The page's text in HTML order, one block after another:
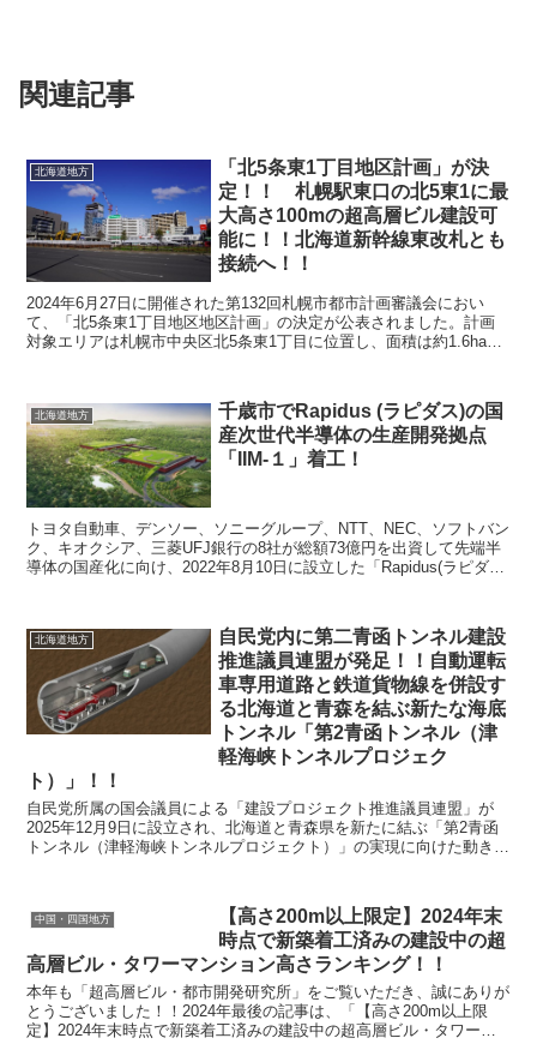
関連記事
北海道地方
「北5条東1丁目地区計画」が決
定！！ 札幌駅東口の北5東1に最
大高さ100mの超高層ビル建設可
能に！！北海道新幹線東改札とも
接続へ！！
2024年6月27日に開催された第132回札幌市都市計画審議会におい
て、「北5条東1丁目地区地区計画」の決定が公表されました。計画
対象エリアは札幌市中央区北5条東1丁目に位置し、面積は約1.6ha。
北海道地方
千歳市でRapidus (ラピダス)の国
産次世代半導体の生産開発拠点
「IIM-１」着工！
トヨタ自動車、デンソー、ソニーグループ、NTT、NEC、ソフトバン
ク、キオクシア、三菱UFJ銀行の8社が総額73億円を出資して先端半
導体の国産化に向け、2022年8月10日に設立した「Rapidus(ラピダス)
北海道地方
自民党内に第二青函トンネル建設
推進議員連盟が発足！！自動運転
車専用道路と鉄道貨物線を併設す
る北海道と青森を結ぶ新たな海底
トンネル「第2青函トンネル（津
軽海峡トンネルプロジェク
ト）」！！
自民党所属の国会議員による「建設プロジェクト推進議員連盟」が
2025年12月9日に設立され、北海道と青森県を新たに結ぶ「第2青函
トンネル（津軽海峡トンネルプロジェクト）」の実現に向けた動きが
中国・四国地方
【高さ200m以上限定】2024年末
時点で新築着工済みの建設中の超
高層ビル・タワーマンション高さランキング！！
本年も「超高層ビル・都市開発研究所」をご覧いただき、誠にありが
とうございました！！2024年最後の記事は、「【高さ200m以上限
定】2024年末時点で新築着工済みの建設中の超高層ビル・タワーマ